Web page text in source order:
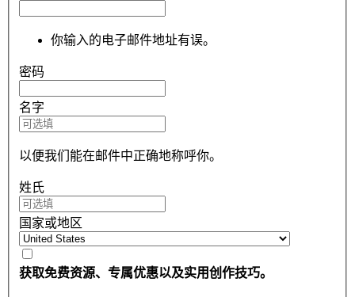
你输入的电子邮件地址有误。
密码
名字
以便我们能在邮件中正确地称呼你。
姓氏
国家或地区
获取免费资源、专属优惠以及实用创作技巧。